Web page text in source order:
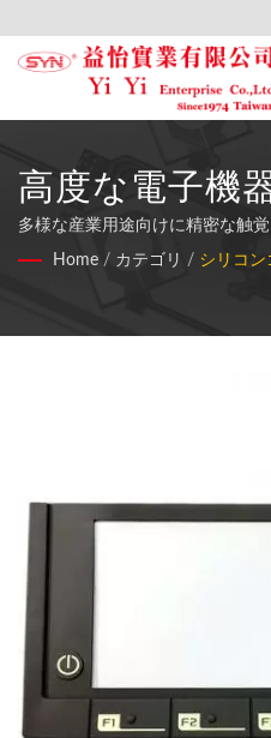
高度な電子機
ェッショナル
ーパッドソリ
多様な産業用途向けに精密な触
ン機能を備えたカスタム成形シ
Home / カテゴリ / シリコン